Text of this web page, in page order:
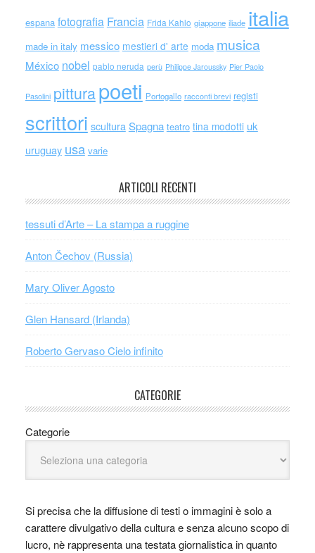
espana fotografia Francia Frida Kahlo giappone iliade italia
made in italy messico mestieri d' arte moda musica
México nobel pablo neruda perù Philippe Jaroussky Pier Paolo
Pasolini pitturapoeti Portogallo racconti brevi registi
scrittori sculturaSpagna teatro tina modotti uk
uruguay usa varie
ARTICOLI RECENTI
tessuti d’Arte – La stampa a ruggine
Anton Čechov (Russia)
Mary Oliver Agosto
Glen Hansard (Irlanda)
Roberto Gervaso Cielo infinito
CATEGORIE
Categorie
Si precisa che la diffusione di testi o immagini è solo a
carattere divulgativo della cultura e senza alcuno scopo di
lucro, nè rappresenta una testata giornalistica in quanto